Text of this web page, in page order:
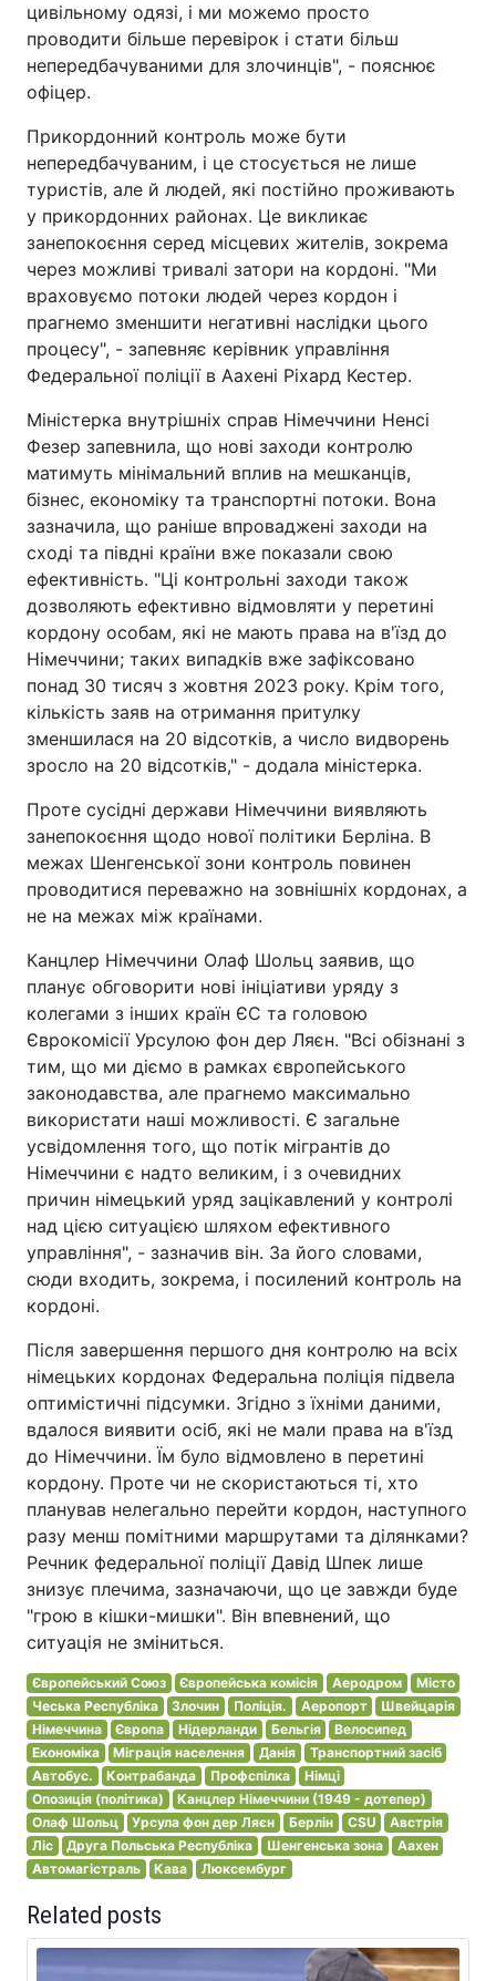
цивільному одязі, і ми можемо просто
проводити більше перевірок і стати більш
непередбачуваними для злочинців", - пояснює
офіцер.
Прикордонний контроль може бути
непередбачуваним, і це стосується не лише
туристів, але й людей, які постійно проживають
у прикордонних районах. Це викликає
занепокоєння серед місцевих жителів, зокрема
через можливі тривалі затори на кордоні. "Ми
враховуємо потоки людей через кордон і
прагнемо зменшити негативні наслідки цього
процесу", - запевняє керівник управління
Федеральної поліції в Аахені Ріхард Кестер.
Міністерка внутрішніх справ Німеччини Ненсі
Фезер запевнила, що нові заходи контролю
матимуть мінімальний вплив на мешканців,
бізнес, економіку та транспортні потоки. Вона
зазначила, що раніше впроваджені заходи на
сході та півдні країни вже показали свою
ефективність. "Ці контрольні заходи також
дозволяють ефективно відмовляти у перетині
кордону особам, які не мають права на в'їзд до
Німеччини; таких випадків вже зафіксовано
понад 30 тисяч з жовтня 2023 року. Крім того,
кількість заяв на отримання притулку
зменшилася на 20 відсотків, а число видворень
зросло на 20 відсотків," - додала міністерка.
Проте сусідні держави Німеччини виявляють
занепокоєння щодо нової політики Берліна. В
межах Шенгенської зони контроль повинен
проводитися переважно на зовнішніх кордонах, а
не на межах між країнами.
Канцлер Німеччини Олаф Шольц заявив, що
планує обговорити нові ініціативи уряду з
колегами з інших країн ЄС та головою
Єврокомісії Урсулою фон дер Ляєн. "Всі обізнані з
тим, що ми діємо в рамках європейського
законодавства, але прагнемо максимально
використати наші можливості. Є загальне
усвідомлення того, що потік мігрантів до
Німеччини є надто великим, і з очевидних
причин німецький уряд зацікавлений у контролі
над цією ситуацією шляхом ефективного
управління", - зазначив він. За його словами,
сюди входить, зокрема, і посилений контроль на
кордоні.
Після завершення першого дня контролю на всіх
німецьких кордонах Федеральна поліція підвела
оптимістичні підсумки. Згідно з їхніми даними,
вдалося виявити осіб, які не мали права на в'їзд
до Німеччини. Їм було відмовлено в перетині
кордону. Проте чи не скористаються ті, хто
планував нелегально перейти кордон, наступного
разу менш помітними маршрутами та ділянками?
Речник федеральної поліції Давід Шпек лише
знизує плечима, зазначаючи, що це завжди буде
"грою в кішки-мишки". Він впевнений, що
ситуація не зміниться.
Європейський Союз Європейська комісія Аеродром
Місто
Чеська Республіка
Злочин Поліція. Аеропорт
Швейцарія
Німеччина
Європа Нідерланди Бельгія
Велосипед
Економіка
Міграція населення Данія
Транспортний засіб
Автобус.
Контрабанда Профспілка
Німці
Опозиція (політика)
Канцлер Німеччини (1949 - дотепер)
Олаф Шольц
Урсула фон дер Ляєн Берлін CSU
Австрія
Ліс
Друга Польська Республіка Шенгенська зона
Аахен
Автомагістраль
Кава Люксембург
Related posts